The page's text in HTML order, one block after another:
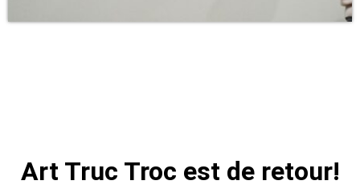
Art Truc Troc est de retour!